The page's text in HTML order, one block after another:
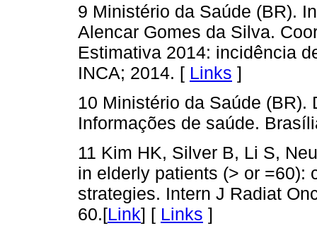
9 Ministério da Saúde (BR).
Alencar Gomes da Silva.
Estimativa 2014: incidência
INCA; 2014. [ Links ]
10 Ministério da Saúde (BR).
Informações de saúde.
11 Kim HK, Silver B, Li S,
in elderly patients (> or =60):
strategies. Intern J Radiat
60.[Link] [ Links ]